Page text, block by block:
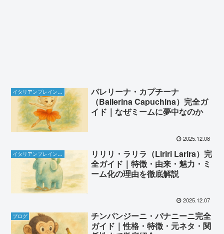
イタリアンブレインロット
バレリーナ・カプチーナ
（Ballerina Capuchina）完全ガ
イド｜なぜミームに夢中なのか
2025.12.08
イタリアンブレインロット
リリリ・ラリラ（Liriri Larira）完
全ガイド｜特徴・由来・魅力・ミ
ーム化の理由を徹底解説
2025.12.07
ブログ
チンパンジーニ・バナニーニ完全
ガイド｜性格・特徴・元ネタ・関